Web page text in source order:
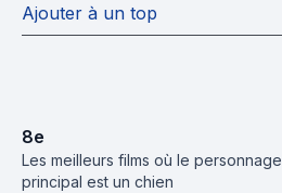
Ajouter à un top
8e
Les meilleurs films où le personnage
principal est un chien